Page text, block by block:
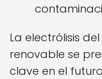
La electrólisis
renovable se
clave en el